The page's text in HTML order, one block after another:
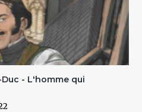
- L'homme qui